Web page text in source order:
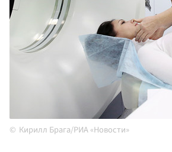
Кирилл Брага/РИА «Новости»